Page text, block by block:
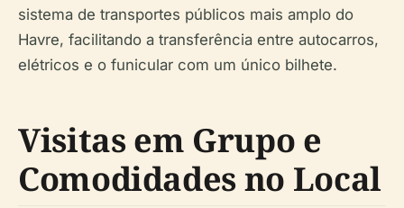
sistema de transportes públicos mais amplo do
Havre, facilitando a transferência entre autocarros,
elétricos e o funicular com um único bilhete.
Visitas em Grupo e
Comodidades no Local